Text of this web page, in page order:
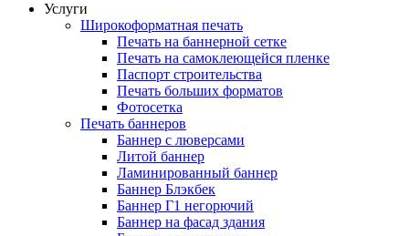
Услуги
Широкоформатная печать
Печать на баннерной сетке
Печать на самоклеющейся пленке
Паспорт строительства
Печать больших форматов
Фотосетка
Печать баннеров
Баннер с люверсами
Литой баннер
Ламинированный баннер
Баннер Блэкбек
Баннер Г1 негорючий
Баннер на фасад здания